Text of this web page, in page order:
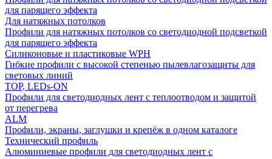
для парящего эффекта
Для натяжных потолков
Профили для натяжных потолков со светодиодной подсветкой
для парящего эффекта
Силиконовые и пластиковые WPH
Гибкие профили с высокой степенью пылевлагозащиты для
световых линий
TOP, LEDs-ON
Профили для светодиодных лент с теплоотводом и защитой
от перегрева
ALM
Профили, экраны, заглушки и крепёж в одном каталоге
Технический профиль
Алюминиевые профили для светодиодных лент с